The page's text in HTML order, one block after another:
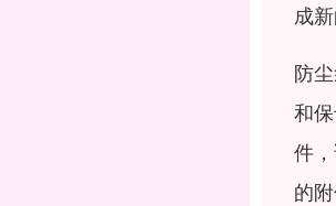
成
防
和
件
的